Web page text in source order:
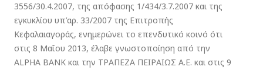
3556/30.4.2007, της απόφασης 1/434/3.7.2007 και της
εγκυκλίου υπ’αρ. 33/2007 της Επιτροπής
Κεφαλαιαγοράς, ενημερώνει το επενδυτικό κοινό ότι
στις 8 Μαΐου 2013, έλαβε γνωστοποίηση από την
ALPHA BANK και την ΤΡΑΠΕΖΑ ΠΕΙΡΑΙΩΣ Α.Ε. και στις 9